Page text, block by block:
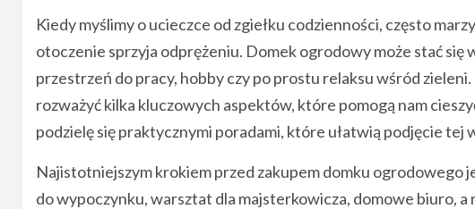
Kiedy myślimy o ucieczce od zgiełku codzienności, często
otoczenie sprzyja odprężeniu. Domek ogrodowy może stać się
przestrzeń do pracy, hobby czy po prostu relaksu wśród
rozważyć kilka kluczowych aspektów, które pomogą nam
podzielę się praktycznymi poradami, które ułatwią podjęcie tej
Najistotniejszym krokiem przed zakupem domku ogrodowego
do wypoczynku, warsztat dla majsterkowicza, domowe biuro,